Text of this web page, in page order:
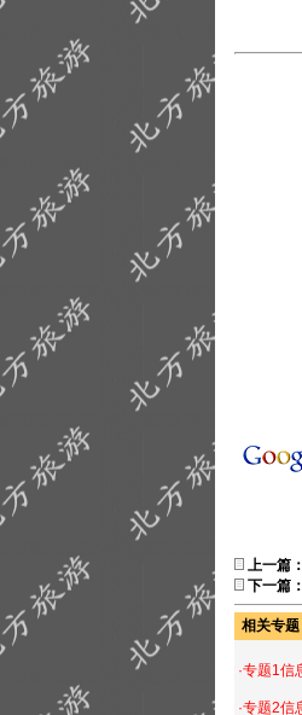
上一篇：
下一篇：
相关专题
·专题1信
·专题2信